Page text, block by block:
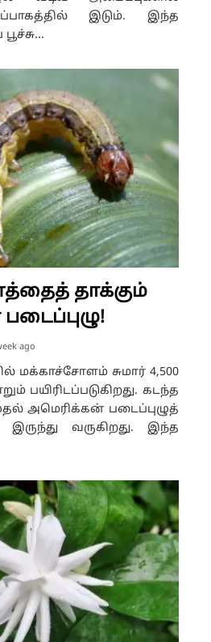
இடும். இந்த
தாக்கும்
ago
மக்காச்சோளம் சுமார் 4,500
பயிரிடப்படுகிறது. கடந்த
அமெரிக்கன் படைப்புழுத்
வருகிறது. இந்த